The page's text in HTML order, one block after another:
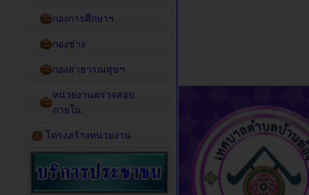
กองการศึกษาฯ
กองช่าง
กองสาธารณสุขฯ
หน่วยงานตรวจสอบ
ภายใน
โครงสร้างหน่วยงาน